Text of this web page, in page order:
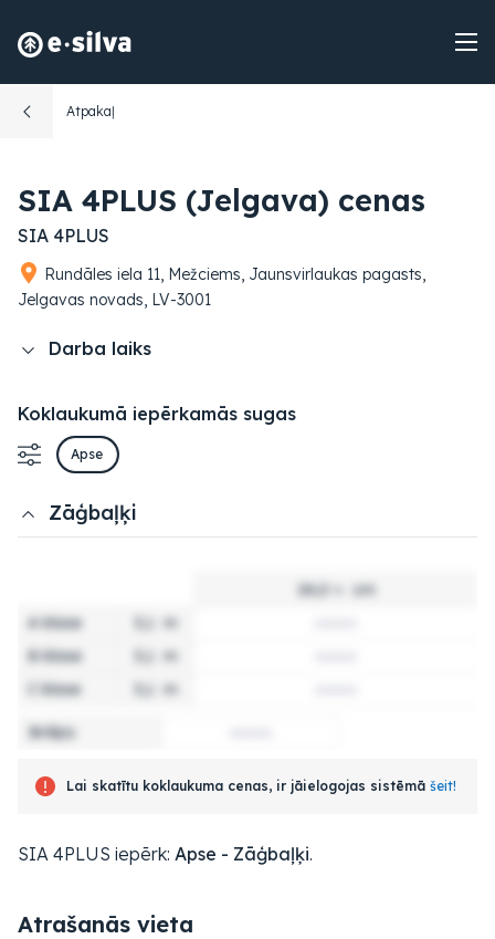
Atpakaļ
SIA 4PLUS (Jelgava) cenas
SIA 4PLUS
Rundāles iela 11, Mežciems, Jaunsvirlaukas pagasts,
Jelgavas novads, LV-3001
Darba laiks
Koklaukumā iepērkamās sugas
Apse
Zāģbaļķi
24,0 +
cm
A klase
3,1
m
B klase
3,1
m
C klase
3,1 m
Brāķis
Lai skatītu koklaukuma cenas, ir jāielogojas sistēmā šeit!
SIA 4PLUS iepērk: Apse - Zāģbaļķi.
Atrašanās vieta